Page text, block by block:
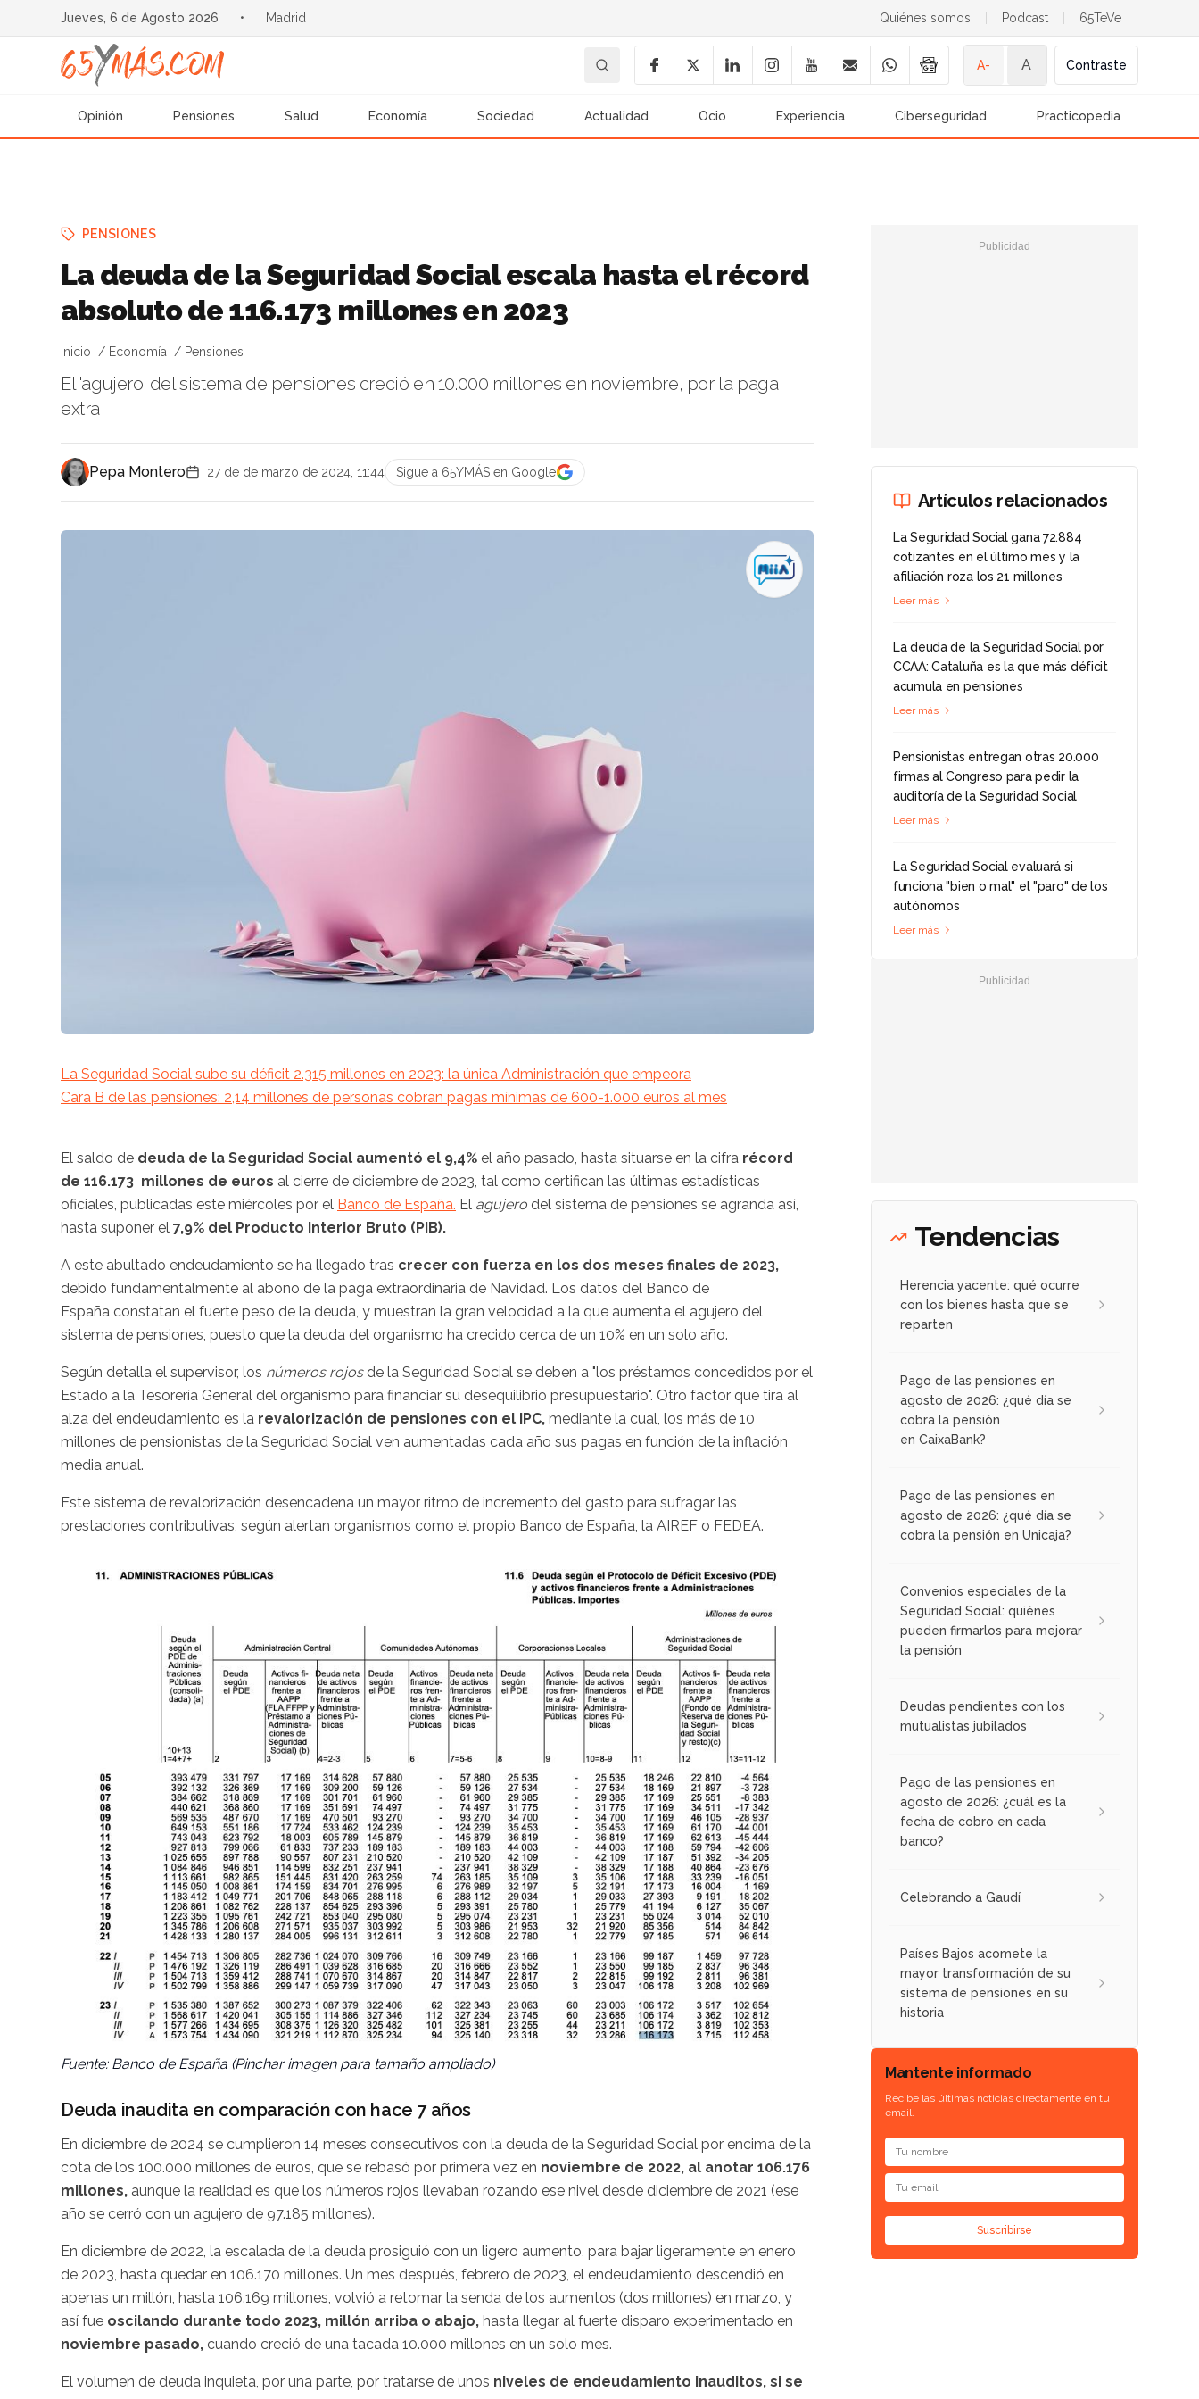
Jueves, 6 de Agosto 2026 • Madrid Quiénes somos Podcast 65TeVe
A- A Contraste
Opinión Pensiones Salud Economía Sociedad Actualidad Ocio Experiencia Ciberseguridad Practicopedia
PENSIONES
La deuda de la Seguridad Social escala hasta el récord
absoluto de 116.173 millones en 2023
Inicio Economía Pensiones
El 'agujero' del sistema de pensiones creció en 10.000 millones en noviembre, por la paga
extra
Pepa Montero 27 de de marzo de 2024, 11:44 Sigue a 65YMÁS en Google
La Seguridad Social sube su déficit 2.315 millones en 2023: la única Administración que empeora
Cara B de las pensiones: 2,14 millones de personas cobran pagas mínimas de 600-1.000 euros al mes
El saldo de deuda de la Seguridad Social aumentó el 9,4% el año pasado, hasta situarse en la cifra récord
de 116.173 millones de euros al cierre de diciembre de 2023, tal como certifican las últimas estadísticas
oficiales, publicadas este miércoles por el Banco de España. El agujero del sistema de pensiones se agranda así,
hasta suponer el 7,9% del Producto Interior Bruto (PIB).
A este abultado endeudamiento se ha llegado tras crecer con fuerza en los dos meses finales de 2023,
debido fundamentalmente al abono de la paga extraordinaria de Navidad. Los datos del Banco de
España constatan el fuerte peso de la deuda, y muestran la gran velocidad a la que aumenta el agujero del
sistema de pensiones, puesto que la deuda del organismo ha crecido cerca de un 10% en un solo año.
Según detalla el supervisor, los números rojos de la Seguridad Social se deben a "los préstamos concedidos por el
Estado a la Tesorería General del organismo para financiar su desequilibrio presupuestario". Otro factor que tira al
alza del endeudamiento es la revalorización de pensiones con el IPC, mediante la cual, los más de 10
millones de pensionistas de la Seguridad Social ven aumentadas cada año sus pagas en función de la inflación
media anual.
Este sistema de revalorización desencadena un mayor ritmo de incremento del gasto para sufragar las
prestaciones contributivas, según alertan organismos como el propio Banco de España, la AIREF o FEDEA.
Fuente: Banco de España (Pinchar imagen para tamaño ampliado)
Deuda inaudita en comparación con hace 7 años
En diciembre de 2024 se cumplieron 14 meses consecutivos con la deuda de la Seguridad Social por encima de la
cota de los 100.000 millones de euros, que se rebasó por primera vez en noviembre de 2022, al anotar 106.176
millones, aunque la realidad es que los números rojos llevaban rozando ese nivel desde diciembre de 2021 (ese
año se cerró con un agujero de 97.185 millones).
En diciembre de 2022, la escalada de la deuda prosiguió con un ligero aumento, para bajar ligeramente en enero
de 2023, hasta quedar en 106.170 millones. Un mes después, febrero de 2023, el endeudamiento descendió en
apenas un millón, hasta 106.169 millones, volvió a retomar la senda de los aumentos (dos millones) en marzo, y
así fue oscilando durante todo 2023, millón arriba o abajo, hasta llegar al fuerte disparo experimentado en
noviembre pasado, cuando creció de una tacada 10.000 millones en un solo mes.
El volumen de deuda inquieta, por una parte, por tratarse de unos niveles de endeudamiento inauditos, si se
Artículos relacionados
La Seguridad Social gana 72.884
cotizantes en el último mes y la
afiliación roza los 21 millones
Leer más
La deuda de la Seguridad Social por
CCAA: Cataluña es la que más déficit
acumula en pensiones
Leer más
Pensionistas entregan otras 20.000
firmas al Congreso para pedir la
auditoría de la Seguridad Social
Leer más
La Seguridad Social evaluará si
funciona "bien o mal" el "paro" de los
autónomos
Leer más
Tendencias
Herencia yacente: qué ocurre
con los bienes hasta que se
reparten
Pago de las pensiones en
agosto de 2026: ¿qué día se
cobra la pensión
en CaixaBank?
Pago de las pensiones en
agosto de 2026: ¿qué día se
cobra la pensión en Unicaja?
Convenios especiales de la
Seguridad Social: quiénes
pueden firmarlos para mejorar
la pensión
Deudas pendientes con los
mutualistas jubilados
Pago de las pensiones en
agosto de 2026: ¿cuál es la
fecha de cobro en cada
banco?
Celebrando a Gaudí
Países Bajos acomete la
mayor transformación de su
sistema de pensiones en su
historia
Mantente informado
Recibe las últimas noticias directamente en tu
email.
Suscribirse